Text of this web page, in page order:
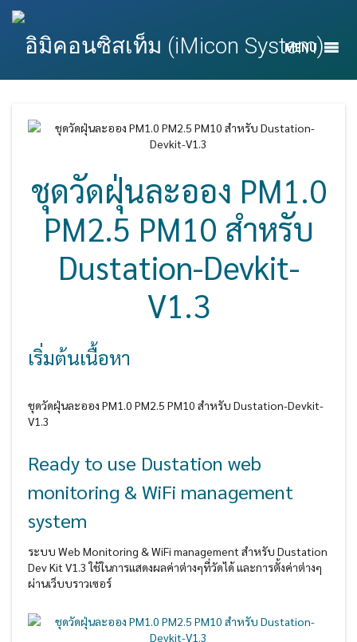
MENU
ชุดวัดฝุ่นละออง PM1.0
PM2.5 PM10 สำหรับ
Dustation-Devkit-
V1.3
เริ่มต้นเนื้อหา
ชุดวัดฝุ่นละออง PM1.0 PM2.5 PM10 สำหรับ Dustation-Devkit-
V1.3
Ready to use Dustation web
monitoring & WiFi management
system
ระบบ Web Monitoring & WiFi management สำหรับ Dustation
Dev Kit V1.3 ใช้ในการแสดงผลค่าต่างๆที่วัดได้ และการตั้งค่าต่างๆ
ผ่านเว็บบราวเซอร์